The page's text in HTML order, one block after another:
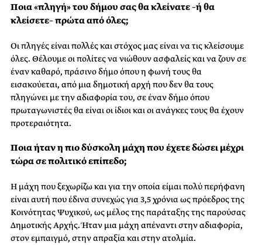
Ποια «πληγή» του δήμου σας θα κλείνατε –ή θα
κλείσετε– πρώτα από όλες;
Οι πληγές είναι πολλές και στόχος μας είναι να τις κλείσουμε
όλες. Θέλουμε οι πολίτες να νιώθουν ασφαλείς και να ζουν σε
έναν καθαρό, πράσινο δήμο όπου η φωνή τους θα
εισακούεται, από μια δημοτική αρχή που δεν θα τους
πληγώνει με την αδιαφορία του, σε έναν δήμο όπου
πρωταγωνιστές θα είναι οι ίδιοι και οι ανάγκες τους θα έχουν
προτεραιότητα.
Ποια ήταν η πιο δύσκολη μάχη που έχετε δώσει μέχρι
τώρα σε πολιτικό επίπεδο;
Η μάχη που ξεχωρίζω και για την οποία είμαι πολύ περήφανη
είναι αυτή που έδινα συνεχώς για 3,5 χρόνια ως πρόεδρος της
Κοινότητας Ψυχικού, ως μέλος της παράταξης της παρούσας
Δημοτικής Αρχής. Ήταν μια μάχη απέναντι στην αδιαφορία,
στον εμπαιγμό, στην απραξία και στην ατολμία.